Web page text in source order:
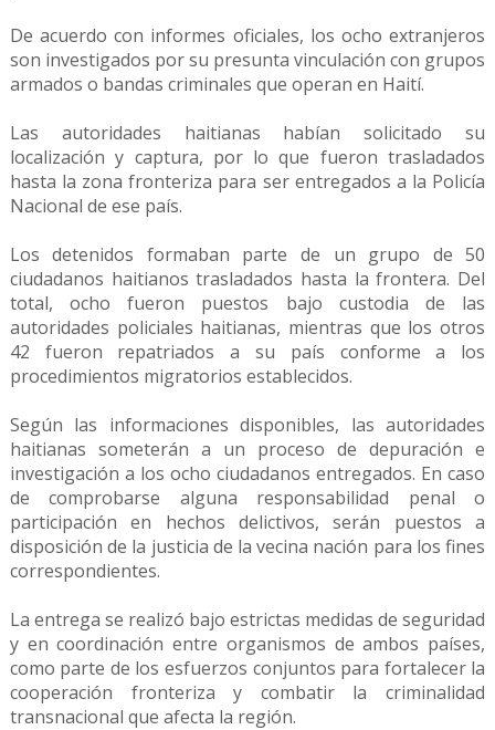
De acuerdo con informes oficiales, los ocho extranjeros
son investigados por su presunta vinculación con grupos
armados o bandas criminales que operan en Haití.
Las autoridades haitianas habían solicitado su
localización y captura, por lo que fueron trasladados
hasta la zona fronteriza para ser entregados a la Policía
Nacional de ese país.
Los detenidos formaban parte de un grupo de 50
ciudadanos haitianos trasladados hasta la frontera. Del
total, ocho fueron puestos bajo custodia de las
autoridades policiales haitianas, mientras que los otros
42 fueron repatriados a su país conforme a los
procedimientos migratorios establecidos.
Según las informaciones disponibles, las autoridades
haitianas someterán a un proceso de depuración e
investigación a los ocho ciudadanos entregados. En caso
de comprobarse alguna responsabilidad penal o
participación en hechos delictivos, serán puestos a
disposición de la justicia de la vecina nación para los fines
correspondientes.
La entrega se realizó bajo estrictas medidas de seguridad
y en coordinación entre organismos de ambos países,
como parte de los esfuerzos conjuntos para fortalecer la
cooperación fronteriza y combatir la criminalidad
transnacional que afecta la región.